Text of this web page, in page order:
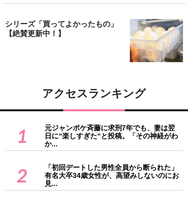
シリーズ「買ってよかったもの」
【絶賛更新中！】
アクセスランキング
1
元ジャンポケ斉藤に求刑7年でも、妻は翌
日に“楽しすぎた“と投稿。「その神経がわ
か...
2
「初回デートした男性全員から断られた」
有名大卒34歳女性が、高望みしないのにお
見...